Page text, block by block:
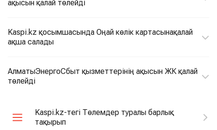
ақысын қалай төлейді
Kaspi.kz қосымшасында Оңай көлік картасынақалай
ақша салады
АлматыЭнергоСбыт қызметтерінің ақысын ЖК қалай
төлейді
Kaspi.kz-тегі Төлемдер туралы барлық
тақырып